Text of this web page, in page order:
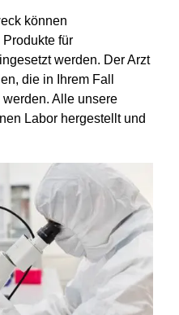
können
für
werden. Der Arzt
die in Ihrem Fall
Alle unsere
Labor hergestellt und